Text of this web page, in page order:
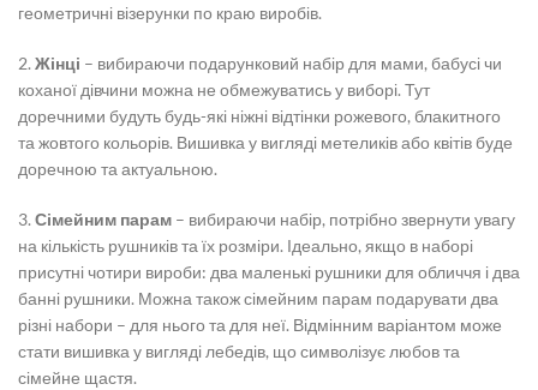
геометричні візерунки по краю виробів.
2. Жінці – вибираючи подарунковий набір для мами, бабусі чи
коханої дівчини можна не обмежуватись у виборі. Тут
доречними будуть будь-які ніжні відтінки рожевого, блакитного
та жовтого кольорів. Вишивка у вигляді метеликів або квітів буде
доречною та актуальною.
3. Сімейним парам – вибираючи набір, потрібно звернути увагу
на кількість рушників та їх розміри. Ідеально, якщо в наборі
присутні чотири вироби: два маленькі рушники для обличчя і два
банні рушники. Можна також сімейним парам подарувати два
різні набори – для нього та для неї. Відмінним варіантом може
стати вишивка у вигляді лебедів, що символізує любов та
сімейне щастя.